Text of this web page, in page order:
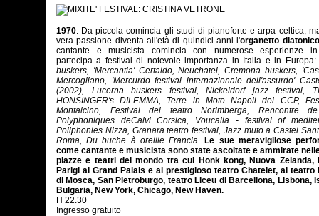
1970. Da piccola comincia gli studi di pianoforte e arpa celtica,
vera passione diventa all'età di quindici anni l'organetto
cantante e musicista comincia con numerose esperienze
partecipa a festival di notevole importanza in Italia e in Europa:
buskers, 'Mercantia' Certaldo, Neuchatel, Cremona buskers,
Mercogliano, 'Mercurdo festival internazionale dell'assurdo'
(2002), Lucerna buskers festival, Nickeldorf jazz festival,
HONSINGER's DILEMMA, Terre in Moto Napoli del CCP,
Montalcino, Festival del teatro Norimberga, Rencontre
Polyphoniques deCalvi Corsica, Voucalia - festival of
Poliphonies Nizza, Granara teatro festival, Jazz muto a Castel
Roma, Du buche à oreille Francia. Le sue meravigliose
come cantante e musicista sono state ascoltate e ammirate
piazze e teatri del mondo tra cui Honk kong, Nuova Zelanda,
Parigi al Grand Palais e al prestigioso teatro Chatelet, al teatro
di Mosca, San Pietroburgo, teatro Liceu di Barcellona, Lisbona,
Bulgaria, New York, Chicago, New Haven.
H 22.30
Ingresso gratuito